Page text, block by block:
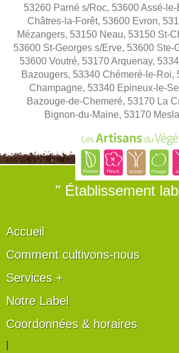
53260 Parné s/Roc, 53600 Assé-
Châtres-la-Forêt, 53600 Evron,
Mézangers, 53150 Neau, 53150 St-
53600 St-Georges s/Erve, 53600 Ste-
53600 Voutré, 53170 Arquenay,
Bazougers, 53340 Chémeré-le-Roi,
Champagne, 53340 Epineux-le-
Bazouge-de-Chemeré, 53170 La
Bignon-du-Maine, 53170
" Établissement
Accueil
Comment cultivons-nous
Services +
Notre Label
Coordonnées & horaires